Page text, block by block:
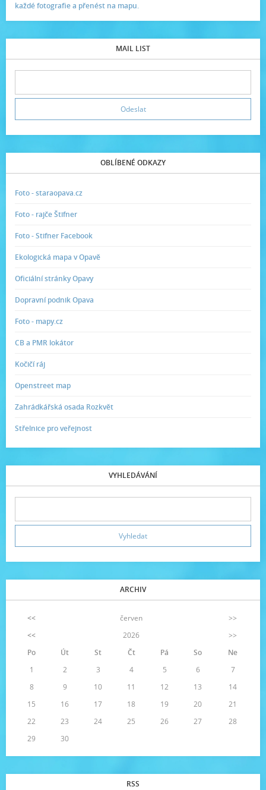
každé fotografie a přenést na mapu.
MAIL LIST
OBLÍBENÉ ODKAZY
Foto - staraopava.cz
Foto - rajče Štifner
Foto - Stifner Facebook
Ekologická mapa v Opavě
Oficiální stránky Opavy
Dopravní podnik Opava
Foto - mapy.cz
CB a PMR lokátor
Kočičí ráj
Openstreet map
Zahrádkářská osada Rozkvět
Střelnice pro veřejnost
VYHLEDÁVÁNÍ
ARCHIV
<< červen
>>
<<
2026
>>
Po
Út St Čt Pá So
Ne
1
2 3 4 5 6
7
8
9 10 11 12 13
14
15
16 17 18 19 20
21
22
23 24 25 26 27
28
29
30
RSS